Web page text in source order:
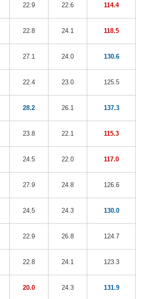
22.9 22.6 114.4
22.8 24.1 118.5
27.1 24.0 130.6
22.4 23.0 125.5
28.2 26.1 137.3
23.8 22.1 115.3
24.5 22.0 117.0
27.9 24.8 126.6
24.5 24.3 130.0
22.9 26.8 124.7
22.8 24.1 123.3
20.0 24.3 131.9